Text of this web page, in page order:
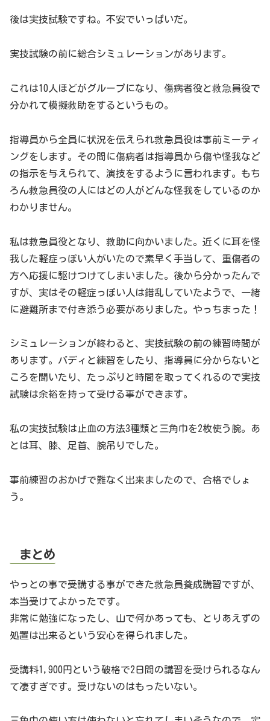
後は実技試験ですね。不安でいっぱいだ。
実技試験の前に総合シミュレーションがあります。
これは10人ほどがグループになり、傷病者役と救急員役で
分かれて模擬救助をするというもの。
指導員から全員に状況を伝えられ救急員役は事前ミーティ
ングをします。その間に傷病者は指導員から傷や怪我など
の指示を与えられて、演技をするように言われます。もち
ろん救急員役の人にはどの人がどんな怪我をしているのか
わかりません。
私は救急員役となり、救助に向かいました。近くに耳を怪
我した軽症っぽい人がいたので素早く手当して、重傷者の
方へ応援に駆けつけてしまいました。後から分かったんで
すが、実はその軽症っぽい人は錯乱していたようで、一緒
に避難所まで付き添う必要がありました。やっちまった！
シミュレーションが終わると、実技試験の前の練習時間が
あります。バディと練習をしたり、指導員に分からないと
ころを聞いたり、たっぷりと時間を取ってくれるので実技
試験は余裕を持って受ける事ができます。
私の実技試験は止血の方法3種類と三角巾を2枚使う腕。あ
とは耳、膝、足首、腕吊りでした。
事前練習のおかげで難なく出来ましたので、合格でしょ
う。
まとめ
やっとの事で受講する事ができた救急員養成講習ですが、
本当受けてよかったです。
非常に勉強になったし、山で何かあっても、とりあえずの
処置は出来るという安心を得られました。
受講料1,900円という破格で2日間の講習を受けられるなん
て凄すぎです。受けないのはもったいない。